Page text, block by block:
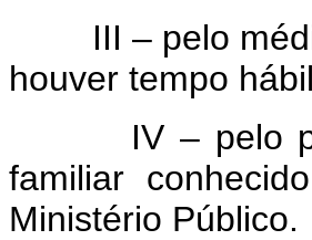
III – pelo
houver tempo
IV – pelo
familiar
Ministério Público.